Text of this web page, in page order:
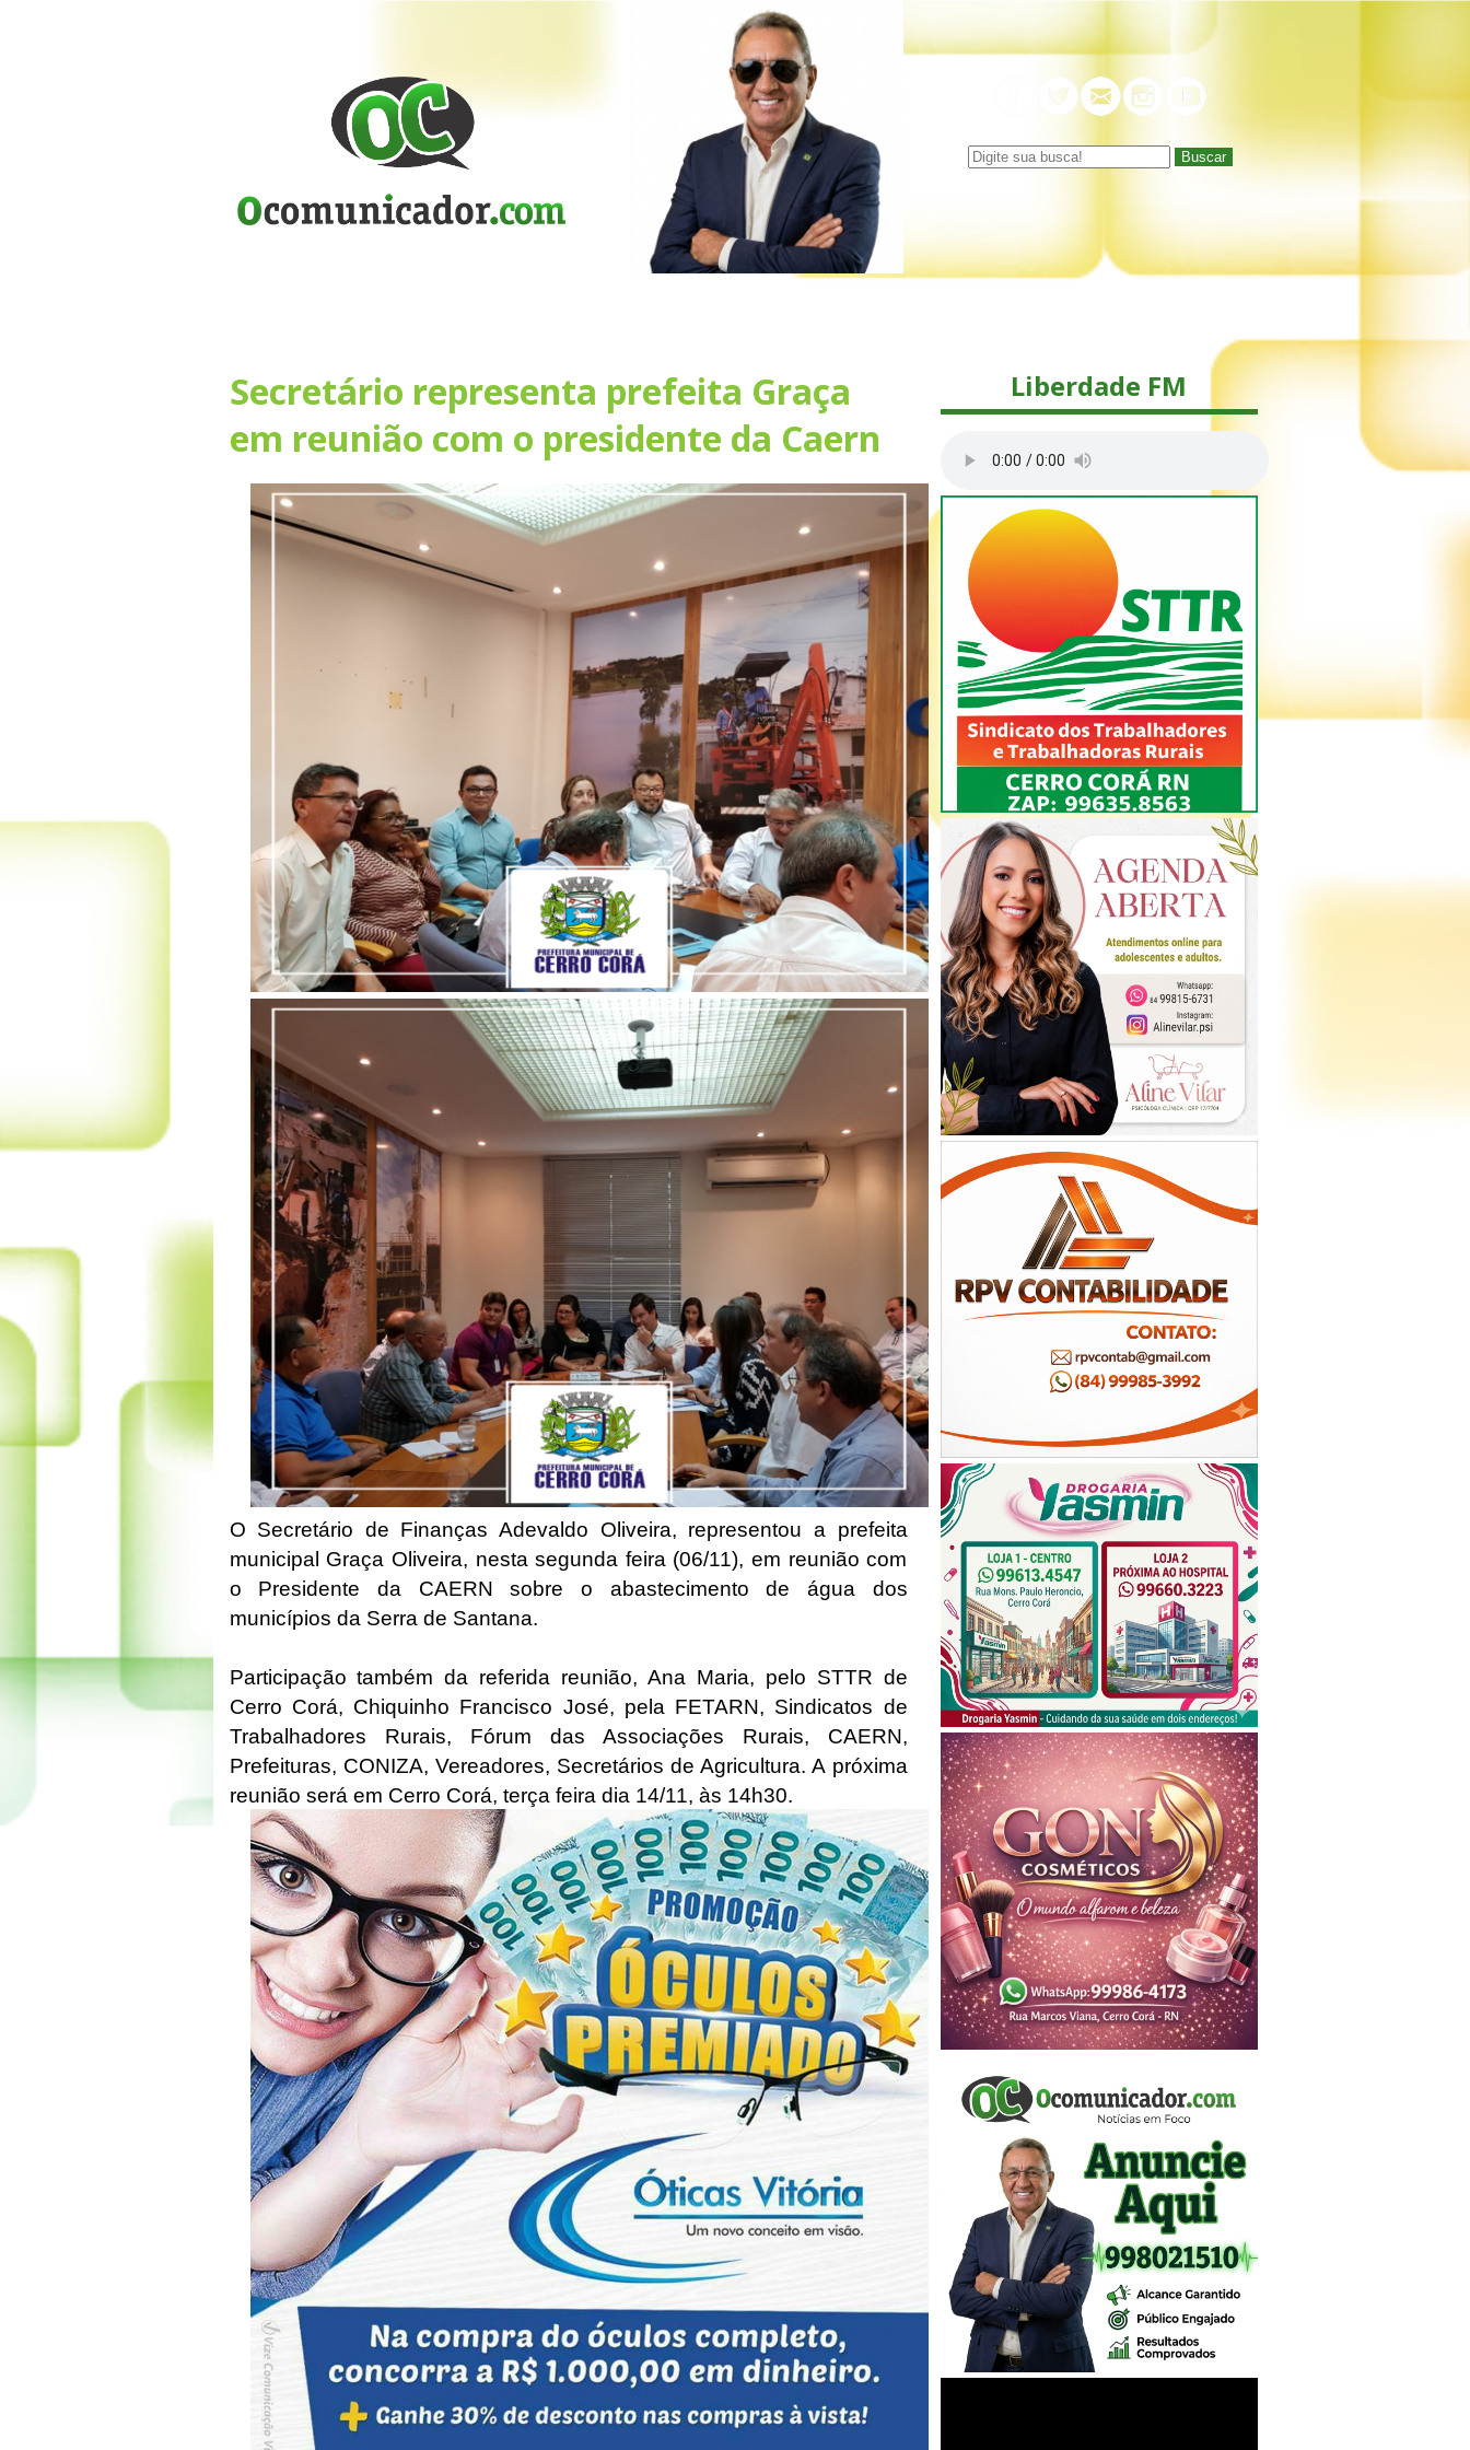
Buscar
Secretário representa prefeita Graça
em reunião com o presidente da Caern
O Secretário de Finanças Adevaldo Oliveira, representou a prefeita
municipal Graça Oliveira, nesta segunda feira (06/11), em reunião com
o Presidente da CAERN sobre o abastecimento de água dos
municípios da Serra de Santana.
Participação também da referida reunião, Ana Maria, pelo STTR de
Cerro Corá, Chiquinho Francisco José, pela FETARN, Sindicatos de
Trabalhadores Rurais, Fórum das Associações Rurais, CAERN,
Prefeituras, CONIZA, Vereadores, Secretários de Agricultura. A próxima
reunião será em Cerro Corá, terça feira dia 14/11, às 14h30.
Liberdade FM